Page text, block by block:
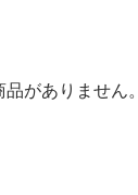
がありません。